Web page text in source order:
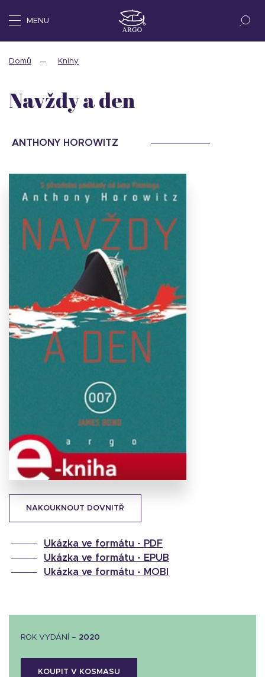
MENU
Domů Knihy
NAKOUKNOUT DOVNITŘ
Ukázka ve formátu - PDF
Ukázka ve formátu - EPUB
Ukázka ve formátu - MOBI
Navždy a den
ANTHONY HOROWITZ
ROK VYDÁNÍ – 2020
KOUPIT V KOSMASU